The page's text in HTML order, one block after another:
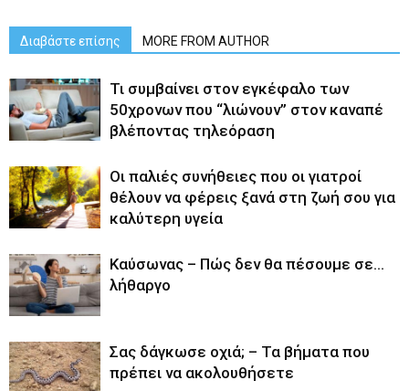
Διαβάστε επίσης MORE FROM AUTHOR
Τι συμβαίνει στον εγκέφαλο των
50χρονων που “λιώνουν” στον καναπέ
βλέποντας τηλεόραση
Οι παλιές συνήθειες που οι γιατροί
θέλουν να φέρεις ξανά στη ζωή σου για
καλύτερη υγεία
Καύσωνας – Πώς δεν θα πέσουμε σε…
λήθαργο
Σας δάγκωσε οχιά; – Τα βήματα που
πρέπει να ακολουθήσετε